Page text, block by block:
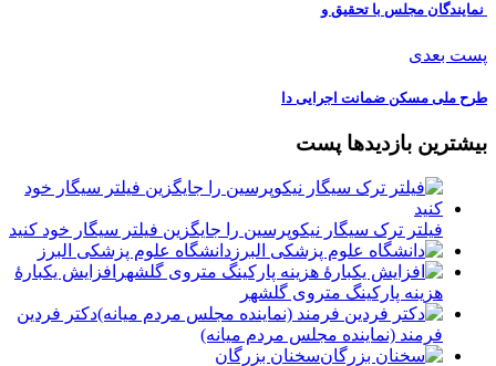
️ نمایندگان مجلس با تحقیق و
پست بعدی
طرح ملی مسکن ضمانت اجرایی دا
بیشترین بازدیدها پست
فیلتر ترک سیگار نیکوپرسین را جایگزین فیلتر سیگار خود کنید
دانشگاه علوم پزشکی البرز
افزایش یکبارۀ
هزینه پارکینگ متروی گلشهر
دكتر فردين
فرمند (نماينده مجلس مردم میانه)
سخنان بزرگان